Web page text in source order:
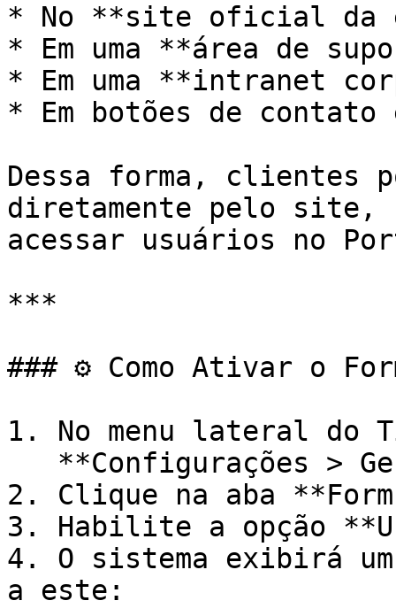
* No **site oficial da
* Em uma **área de
* Em uma **intranet
* Em botões de
Dessa forma, clientes
diretamente pelo site,
acessar usuários no
***
### ⚙️ Como Ativar o
1. No menu lateral do
2. Clique na aba
3. Habilite a opção
4. O sistema exibirá um
a este: